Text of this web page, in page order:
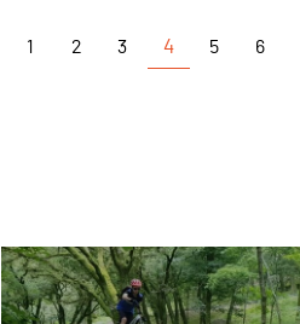
1 2 3 4 5 6
page